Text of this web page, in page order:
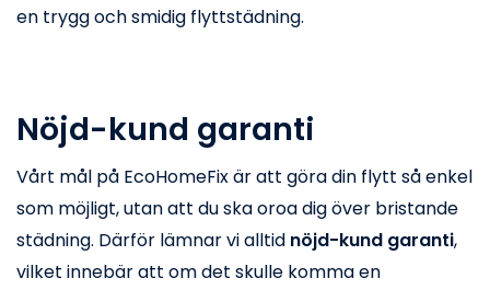
en trygg och smidig flyttstädning.
Nöjd-kund garanti
Vårt mål på EcoHomeFix är att göra din flytt så enkel
som möjligt, utan att du ska oroa dig över bristande
städning. Därför lämnar vi alltid nöjd-kund garanti,
vilket innebär att om det skulle komma en